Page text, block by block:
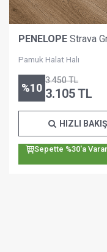
PENELOPE Strava
Pamuk Halat Halı
%10
3.450TL
3.105TL
HIZLI BAKIŞ
Sepette %30'a